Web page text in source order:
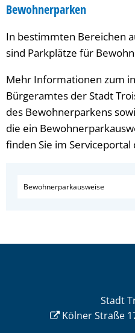
Bewohnerparken
In bestimmten Bereichen
sind Parkplätze für
Mehr Informationen zum
Bürgeramtes der Stadt
des Bewohnerparkens
die ein
finden Sie im
Bewohnerparkausweise
Stadt
Kölner Straße